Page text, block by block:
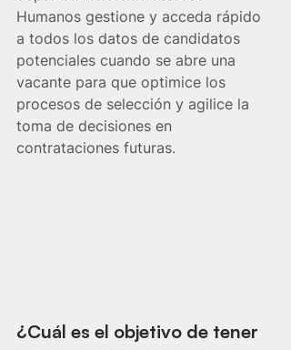
Humanos gestione y acceda rápido
a todos los datos de candidatos
potenciales cuando se abre una
vacante para que optimice los
procesos de selección y agilice la
toma de decisiones en
contrataciones futuras.
¿Cuál es el objetivo de tener